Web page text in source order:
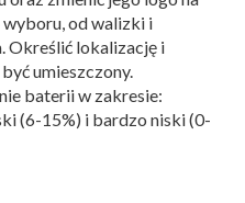
wyboru, od walizki i
Określić lokalizację i
umieszczony.
baterii w zakresie:
(6-15%) i bardzo niski (0-